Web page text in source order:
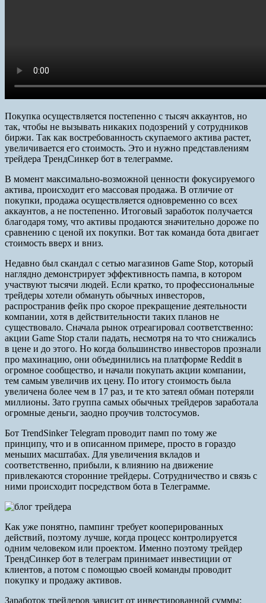
Покупка осуществляется постепенно с тысяч аккаунтов, но
так, чтобы не вызывать никаких подозрений у сотрудников
биржи. Так как востребованность скупаемого актива растет,
увеличивается его стоимость. Это и нужно представлениям
трейдера ТрендСинкер бот в телеграмме.
В момент максимально-возможной ценности фокусируемого
актива, происходит его массовая продажа. В отличие от
покупки, продажа осуществляется одновременно со всех
аккаунтов, а не постепенно. Итоговый заработок получается
благодаря тому, что активы продаются значительно дороже по
сравнению с ценой их покупки. Вот так команда бота двигает
стоимость вверх и вниз.
Недавно был скандал с сетью магазинов Game Stop, который
наглядно демонстрирует эффективность пампа, в котором
участвуют тысячи людей. Если кратко, то профессиональные
трейдеры хотели обмануть обычных инвесторов,
распространив фейк про скорое прекращение деятельности
компании, хотя в действительности таких планов не
существовало. Сначала рынок отреагировал соответственно:
акции Game Stop стали падать, несмотря на то что снижались
в цене и до этого. Но когда большинство инвесторов прознали
про махинацию, они объединились на платформе Reddit в
огромное сообщество, и начали покупать акции компании,
тем самым увеличив их цену. По итогу стоимость была
увеличена более чем в 17 раз, и те кто затеял обман потеряли
миллионы. Зато группа самых обычных трейдеров заработала
огромные деньги, заодно проучив толстосумов.
Бот TrendSinker Telegram проводит памп по тому же
принципу, что и в описанном примере, просто в гораздо
меньших масштабах. Для увеличения вкладов и
соответственно, прибыли, к влиянию на движение
привлекаются сторонние трейдеры. Сотрудничество и связь с
ними происходит посредством бота в Телеграмме.
Как уже понятно, пампинг требует кооперированных
действий, поэтому лучше, когда процесс контролируется
одним человеком или проектом. Именно поэтому трейдер
ТрендСинкер бот в телеграм принимает инвестиции от
клиентов, а потом с помощью своей команды проводит
покупку и продажу активов.
Заработок трейдеров зависит от инвестированной суммы: